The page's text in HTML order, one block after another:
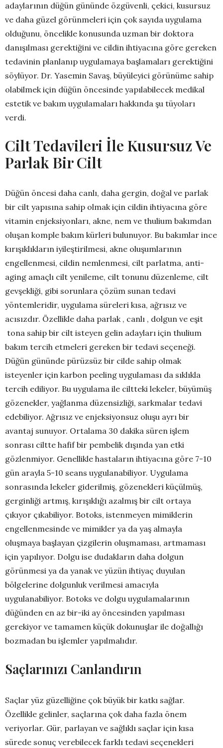
adaylarının düğün gününde özgüvenli, çekici, kusursuz
ve daha güzel görünmeleri için çok sayıda uygulama
olduğunu, öncelikle konusunda uzman bir doktora
danışılması gerektiğini ve cildin ihtiyacına göre gereken
tedavinin planlanıp uygulamaya başlamaları gerektiğini
söylüyor. Dr. Yasemin Savaş, büyüleyici görünüme sahip
olabilmek için düğün öncesinde yapılabilecek medikal
estetik ve bakım uygulamaları hakkında şu tüyoları
verdi.
Cilt Tedavileri İle Kusursuz Ve
Parlak Bir Cilt
Düğün öncesi daha canlı, daha gergin, doğal ve parlak
bir cilt yapısına sahip olmak için cildin ihtiyacına göre
vitamin enjeksiyonları, akne, nem ve thulium bakımdan
oluşan komple bakım kürleri bulunuyor. Bu bakımlar ince
kırışıklıkların iyileştirilmesi, akne oluşumlarının
engellenmesi, cildin nemlenmesi, cilt parlatma, anti-
aging amaçlı cilt yenileme, cilt tonunu düzenleme, cilt
gevşekliği, gibi sorunlara çözüm sunan tedavi
yöntemleridir, uygulama süreleri kısa, ağrısız ve
acısızdır. Özellikle daha parlak , canlı , dolgun ve eşit
tona sahip bir cilt isteyen gelin adayları için thulium
bakım tercih etmeleri gereken bir tedavi seçeneği.
Düğün gününde pürüzsüz bir cilde sahip olmak
isteyenler için karbon peeling uygulaması da sıklıkla
tercih ediliyor. Bu uygulama ile ciltteki lekeler, büyümüş
gözenekler, yağlanma düzensizliği, sarkmalar tedavi
edebiliyor. Ağrısız ve enjeksiyonsuz oluşu ayrı bir
avantaj sunuyor. Ortalama 30 dakika süren işlem
sonrası ciltte hafif bir pembelik dışında yan etki
gözlenmiyor. Genellikle hastaların ihtiyacına göre 7-10
gün arayla 5-10 seans uygulanabiliyor. Uygulama
sonrasında lekeler giderilmiş, gözenekleri küçülmüş,
gerginliği artmış, kırışıklığı azalmış bir cilt ortaya
çıkıyor çıkabiliyor. Botoks, istenmeyen mimiklerin
engellenmesinde ve mimikler ya da yaş almayla
oluşmaya başlayan çizgilerin oluşmaması, artmaması
için yapılıyor. Dolgu ise dudakların daha dolgun
görünmesi ya da yanak ve yüzün ihtiyaç duyulan
bölgelerine dolgunluk verilmesi amacıyla
uygulanabiliyor. Botoks ve dolgu uygulamalarının
düğünden en az bir-iki ay öncesinden yapılması
gerekiyor ve tamamen küçük dokunuşlar ile doğallığı
bozmadan bu işlemler yapılmalıdır.
Saçlarınızı Canlandırın
Saçlar yüz güzelliğine çok büyük bir katkı sağlar.
Özellikle gelinler, saçlarına çok daha fazla önem
veriyorlar. Gür, parlayan ve sağlıklı saçlar için kısa
sürede sonuç verebilecek farklı tedavi seçenekleri